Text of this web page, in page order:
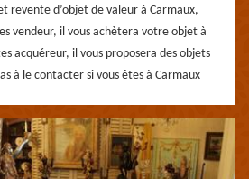
revente d’objet de valeur à Carmaux,
vendeur, il vous achètera votre objet à
acquéreur, il vous proposera des objets
à le contacter si vous êtes à Carmaux